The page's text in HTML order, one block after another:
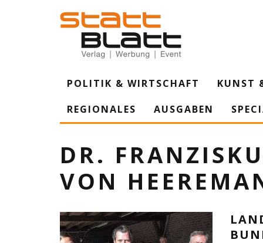
POLITIK & WIRTSCHAFT
KUNST
REGIONALES
AUSGABEN
DR.
VON